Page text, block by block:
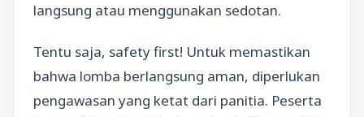
langsung atau menggunakan sedotan.
Tentu saja, safety first! Untuk memastikan
bahwa lomba berlangsung aman, diperlukan
pengawasan yang ketat dari panitia. Peserta